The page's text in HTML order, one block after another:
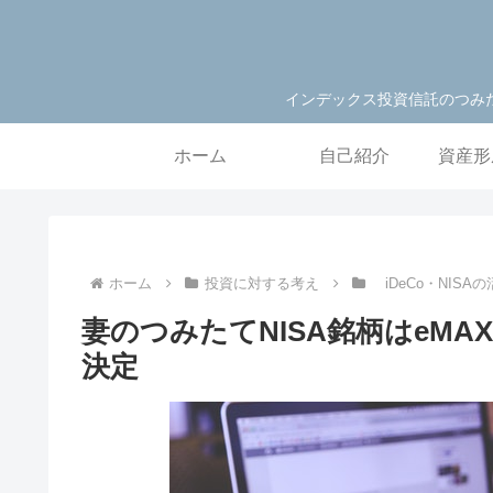
インデックス投資信託のつ
ホーム 自己紹介 資産
ホーム 投資に対する考え iDeCo・NISA
妻のつみたてNISA銘柄は
決定